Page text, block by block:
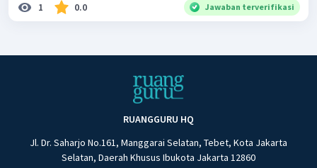
1 0.0 Jawaban terverifikasi
RUANGGURU HQ
Jl. Dr. Saharjo No.161, Manggarai Selatan, Tebet, Kota Jakarta
Selatan, Daerah Khusus Ibukota Jakarta 12860